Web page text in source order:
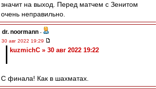
значит на выход. Перед матчем с Зенитом
очень неправильно.
dr. noormann -
30 авг 2022 19:29
kuzmichC » 30 авг 2022 19:22
С финала! Как в шахматах.